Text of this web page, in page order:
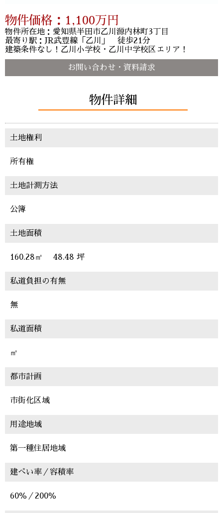
物件価格： 1,100 万円
物件所在地：愛知県半田市乙川源内林町3丁目
最寄り駅：JR武豊線「乙川」 徒歩21分
建築条件なし！乙川小学校・乙川中学校区エリア！
お問い合わせ・資料請求
物件詳細
土地権利
所有権
土地計測方法
公簿
土地面積
160.28㎡ 48.48 坪
私道負担の有無
無
私道面積
㎡
都市計画
市街化区域
用途地域
第一種住居地域
建ぺい率／容積率
60％／200％